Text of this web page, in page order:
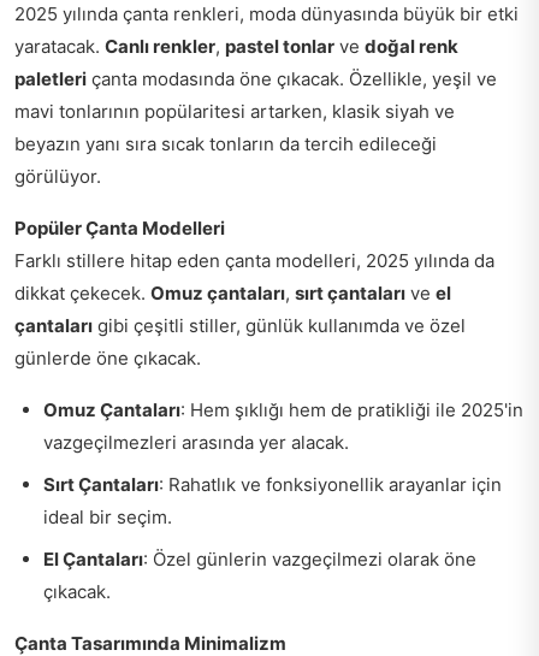
2025 yılında çanta renkleri, moda dünyasında büyük bir etki
yaratacak. Canlı renkler, pastel tonlar ve doğal renk
paletleri çanta modasında öne çıkacak. Özellikle, yeşil ve
mavi tonlarının popülaritesi artarken, klasik siyah ve
beyazın yanı sıra sıcak tonların da tercih edileceği
görülüyor.
Popüler Çanta Modelleri
Farklı stillere hitap eden çanta modelleri, 2025 yılında da
dikkat çekecek. Omuz çantaları, sırt çantaları ve el
çantaları gibi çeşitli stiller, günlük kullanımda ve özel
günlerde öne çıkacak.
Omuz Çantaları: Hem şıklığı hem de pratikliği ile 2025'in
vazgeçilmezleri arasında yer alacak.
Sırt Çantaları: Rahatlık ve fonksiyonellik arayanlar için
ideal bir seçim.
El Çantaları: Özel günlerin vazgeçilmezi olarak öne
çıkacak.
Çanta Tasarımında Minimalizm